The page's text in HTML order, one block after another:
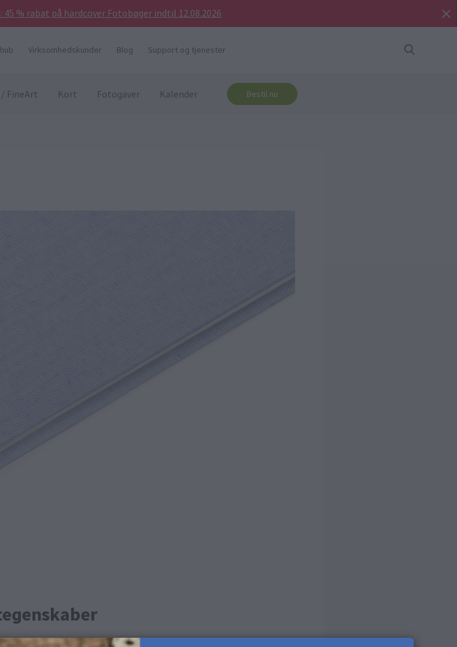
% rabat på hardcover Fotobøger indtil 12.08.2026
Virksomhedskunder Blog Support og tjenester
FineArt Kort Fotogaver Kalender Bestil nu